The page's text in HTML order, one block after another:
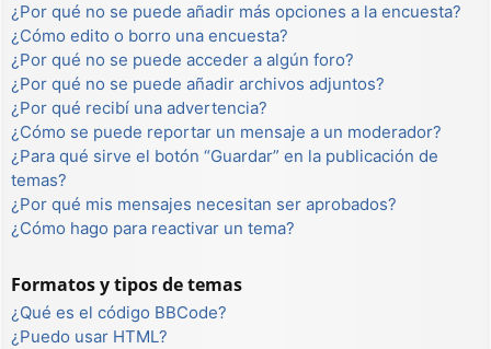
¿Por qué no se puede añadir más opciones a la encuesta?
¿Cómo edito o borro una encuesta?
¿Por qué no se puede acceder a algún foro?
¿Por qué no se puede añadir archivos adjuntos?
¿Por qué recibí una advertencia?
¿Cómo se puede reportar un mensaje a un moderador?
¿Para qué sirve el botón “Guardar” en la publicación de
temas?
¿Por qué mis mensajes necesitan ser aprobados?
¿Cómo hago para reactivar un tema?
Formatos y tipos de temas
¿Qué es el código BBCode?
¿Puedo usar HTML?